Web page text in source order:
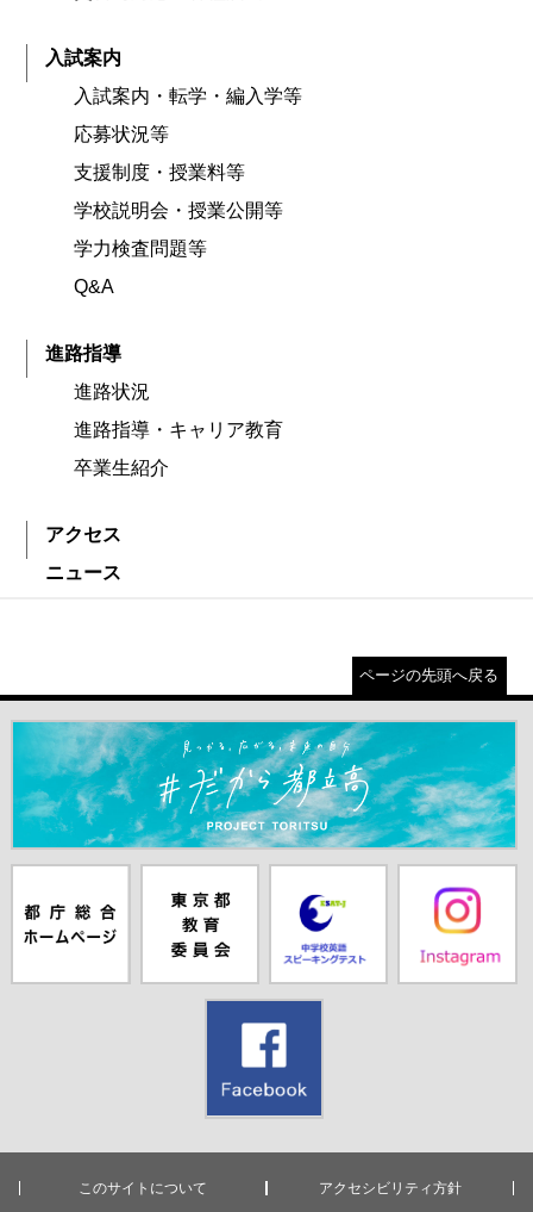
入試案内
入試案内・転学・編入学等
応募状況等
支援制度・授業料等
学校説明会・授業公開等
学力検査問題等
Q&A
進路指導
進路状況
進路指導・キャリア教育
卒業生紹介
アクセス
ニュース
ページの先頭へ戻る
＃だから都立高（別ウインドウが開きます）
ムページ（別
ウインドウが
員会（別ウイ
ンドウが開き
ピーキングテ
スト（別ウイ
ンドウが開き
ウインドウが
開きます）
ウインドウが
開きます）
このサイトについて アクセシビリティ方針